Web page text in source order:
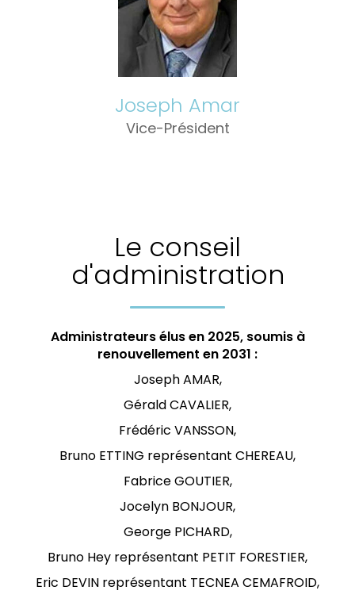
Joseph Amar
Vice-Président
Le conseil
d'administration
Administrateurs élus en 2025, soumis à
renouvellement en 2031 :
Joseph AMAR,
Gérald CAVALIER,
Frédéric VANSSON,
Bruno ETTING représentant CHEREAU,
Fabrice GOUTIER,
Jocelyn BONJOUR,
George PICHARD,
Bruno Hey représentant PETIT FORESTIER,
Eric DEVIN représentant TECNEA CEMAFROID,